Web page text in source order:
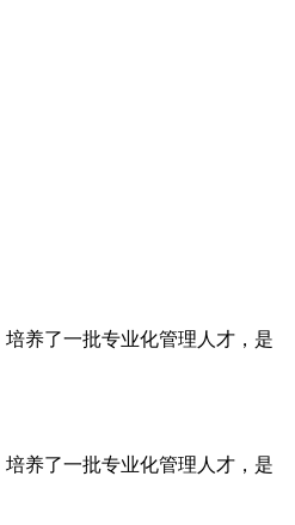
养了一批专业化管理人才，是
养了一批专业化管理人才，是